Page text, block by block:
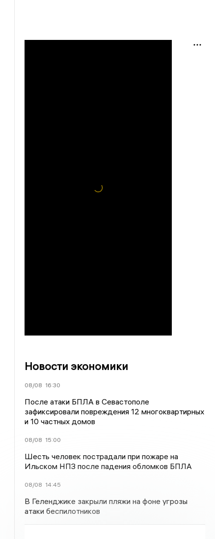
Новости экономики
08/08 16:30
После атаки БПЛА в Севастополе
зафиксировали повреждения 12 многоквартирных
и 10 частных домов
08/08 15:00
Шесть человек пострадали при пожаре на
Ильском НПЗ после падения обломков БПЛА
08/08 14:45
В Геленджике закрыли пляжи на фоне угрозы
атаки беспилотников